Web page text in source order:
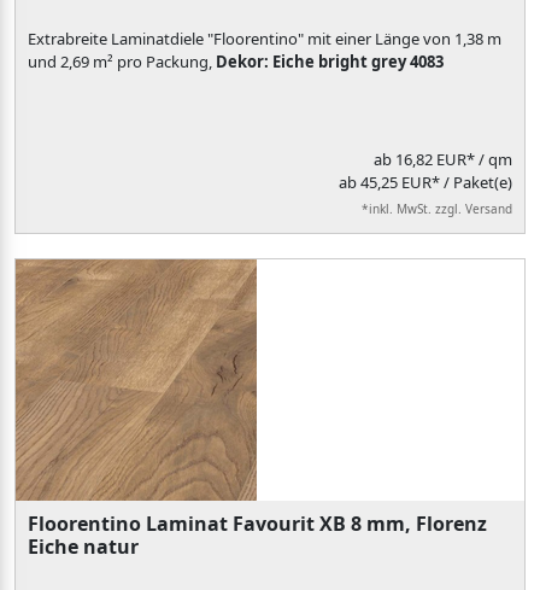
Extrabreite Laminatdiele "Floorentino" mit einer Länge von 1,38 m
und 2,69 m² pro Packung, Dekor: Eiche bright grey 4083
ab 16,82 EUR*/ qm
ab 45,25 EUR* / Paket(e)
*inkl. MwSt. zzgl. Versand
Floorentino Laminat Favourit XB 8 mm, Florenz
Eiche natur